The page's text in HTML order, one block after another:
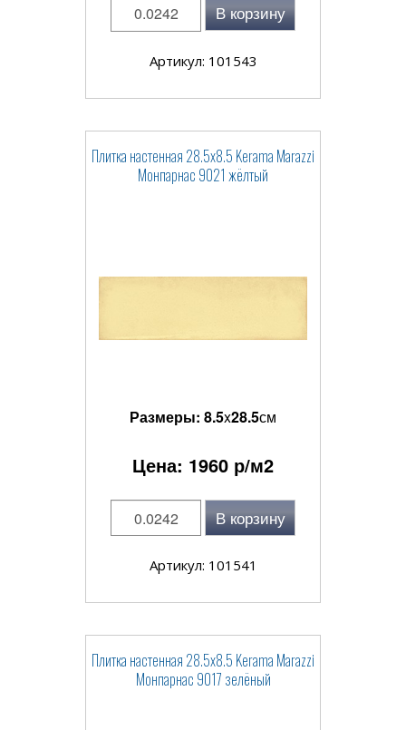
В корзину
Артикул: 101543
Плитка настенная 28.5x8.5 Kerama Marazzi
Монпарнас 9021 жёлтый
Размеры: 8.5x28.5см
Цена: 1960 р/м2
В корзину
Артикул: 101541
Плитка настенная 28.5x8.5 Kerama Marazzi
Монпарнас 9017 зелёный